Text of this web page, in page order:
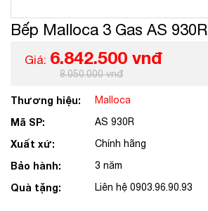
Bếp Malloca 3 Gas AS 930R
Giá: 6.842.500 vnđ
8.050.000 vnđ
Thương hiệu: Malloca
Mã SP: AS 930R
Xuất xứ: Chính hãng
Bảo hành: 3 năm
Quà tặng: Liên hệ 0903.96.90.93